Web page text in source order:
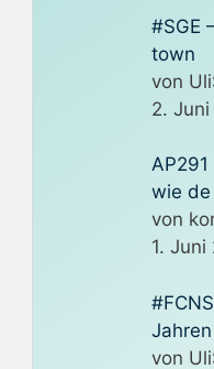
#SGE
town
von
2.
AP291
wie
von
1. Juni
Jahren
von